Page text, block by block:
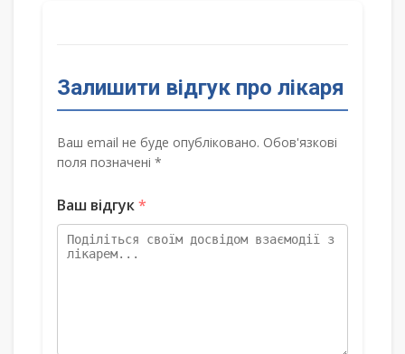
Залишити відгук про лікаря
Ваш email не буде опубліковано. Обов'язкові
поля позначені *
Ваш відгук*